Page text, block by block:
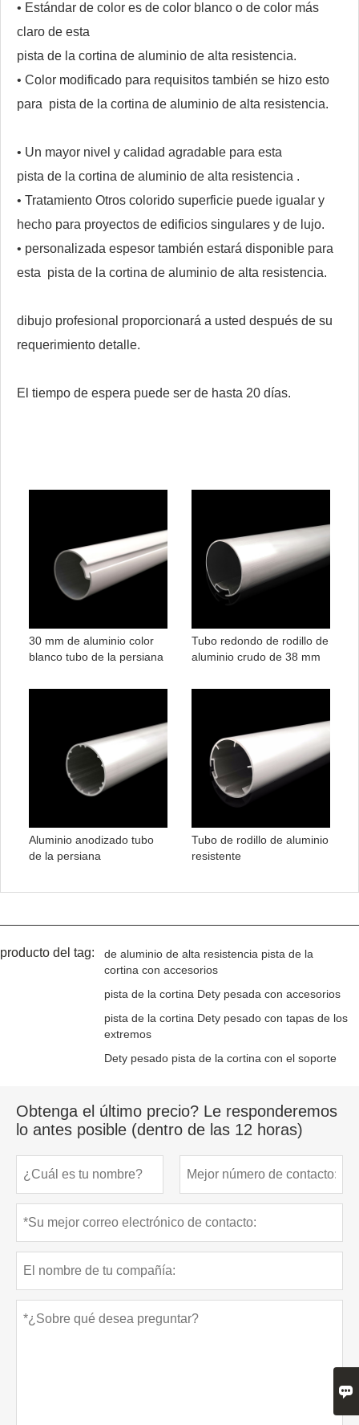
• Estándar de color es de color blanco o de color más
claro de esta
pista de la cortina de aluminio de alta resistencia.
• Color modificado para requisitos también se hizo esto
para pista de la cortina de aluminio de alta resistencia.
• Un mayor nivel y calidad agradable para esta
pista de la cortina de aluminio de alta resistencia .
• Tratamiento Otros colorido superficie puede igualar y
hecho para proyectos de edificios singulares y de lujo.
• personalizada espesor también estará disponible para
esta pista de la cortina de aluminio de alta resistencia.
dibujo profesional proporcionará a usted después de su
requerimiento detalle.
El tiempo de espera puede ser de hasta 20 días.
30 mm de aluminio color
blanco tubo de la persiana
Tubo redondo de rodillo de
aluminio crudo de 38 mm
Aluminio anodizado tubo
de la persiana
Tubo de rodillo de aluminio
resistente
producto del tag:
de aluminio de alta resistencia pista de la
cortina con accesorios
pista de la cortina Dety pesada con accesorios
pista de la cortina Dety pesado con tapas de los
extremos
Dety pesado pista de la cortina con el soporte
Obtenga el último precio? Le responderemos
lo antes posible (dentro de las 12 horas)
